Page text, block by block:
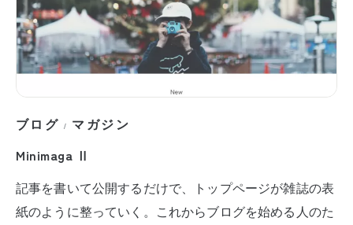
ブログ / マガジン
Minimaga Ⅱ
記事を書いて公開するだけで、トップページが雑誌の表
紙のように整っていく。これからブログを始める人のた